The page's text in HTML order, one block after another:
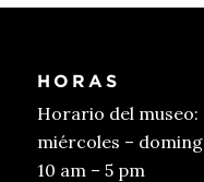
HORAS
Horario del museo:
miércoles –
10 am – 5 pm